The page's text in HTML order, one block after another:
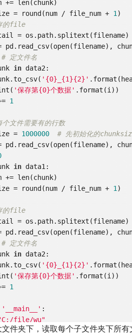
= round(num / file_num +
1 )
的file
= pd.read_csv(open(filename),
# 定文件名
in data2:
chunk.to_csv(
'{0}_{1}{2}'
print(
'保存第{0}个数据' .format(i))
i +=
1
文件需要有的行数
=
1000000
# 先初始化的
data1 = pd.read_csv(open(filename),
in data1:
= round(num / file_num +
1 )
的file
data2 = pd.read_csv(open(filename),
# 定文件名
in data2:
chunk.to_csv(
'{0}_{1}{2}'
print(
'保存第{0}个数据' .format(i))
i +=
1
'__main__' :
file/wu"
filenames in
件夹下，读取每个子文件夹下所